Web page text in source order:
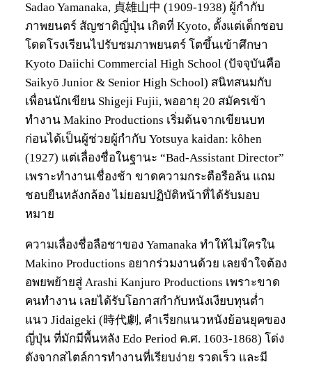
Sadao Yamanaka, 貞雄山中 (1909-1938) ผู้กำกับ
ภาพยนตร์ สัญชาติญี่ปุ่น เกิดที่ Kyoto, ตั้งแต่เด็กชอบ
โดดโรงเรียนไปรับชมภาพยนตร์ โตขึ้นเข้าศึกษา
Kyoto Daiichi Commercial High School (ปัจจุบันคือ
Saikyō Junior & Senior High School) สนิทสนมกับ
เพื่อนนักเขียน Shigeji Fujii, พออายุ 20 สมัครเข้า
ทำงาน Makino Productions เริ่มต้นจากเขียนบท
ก่อนได้เป็นผู้ช่วยผู้กำกับ Yotsuya kaidan: kôhen
(1927) แต่เลื่องชื่อในฐานะ “Bad-Assistant Director”
เพราะทำงานเชื่องช้า ขาดความกระตือรือล้น แถม
ชอบยืนหลังกล้อง ไม่ยอมปฏิบัติหน้าที่ได้รับมอบ
หมาย
ความเลื่องชื่อลือชาของ Yamanaka ทำให้ไม่ใครใน
Makino Productions อยากร่วมงานด้วย เลยจำใจต้อง
อพยพย้ายสู่ Arashi Kanjuro Productions เพราะขาด
คนทำงาน เลยได้รับโอกาสกำกับหนังเงียบทุนต่ำ
แนว Jidaigeki (時代劇, คำเรียกแนวหนังย้อนยุคของ
ญี่ปุ่น ที่มักมีพื้นหลัง Edo Period ค.ศ. 1603-1868) โด่ง
ดังจากสไตล์การทำงานที่เรียบง่าย รวดเร็ว และมี